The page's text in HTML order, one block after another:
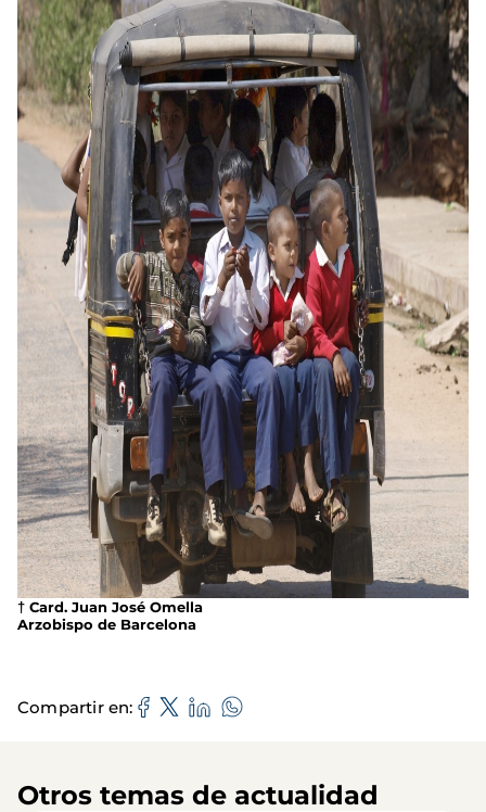
† Card. Juan José Omella
Arzobispo de Barcelona
Compartir en
Otros temas de actualidad